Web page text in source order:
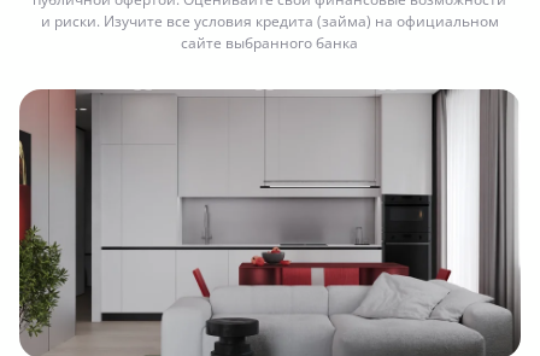
и риски. Изучите все условия кредита (займа) на официальном
сайте выбранного банка